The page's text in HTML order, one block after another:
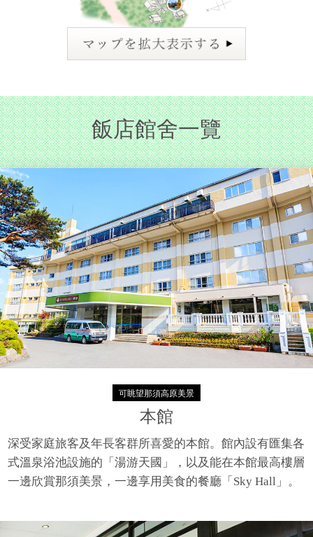
飯店館舍一覽​
可眺望那須高原美景​
本館
深受家庭旅客及年長客群所喜愛的本館。館內設有匯集各
式溫泉浴池設施的「湯游天國」，以及能在本館最高樓層
一邊欣賞那須美景，一邊享用美食的餐廳「Sky Hall」。